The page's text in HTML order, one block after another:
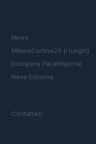
News
MIlanoCortina26 (i luoghi)
Discipline Paralimpiche
Neve Estrema
Contattaci